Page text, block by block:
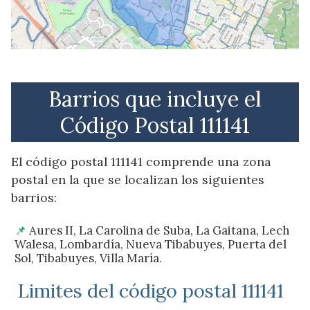
Barrios que incluye el
Código Postal 111141
El código postal 111141 comprende una zona
postal en la que se localizan los siguientes
barrios:
Aures II, La Carolina de Suba, La Gaitana, Lech
Walesa, Lombardía, Nueva Tibabuyes, Puerta del
Sol, Tibabuyes, Villa María.
Limites del código postal 111141